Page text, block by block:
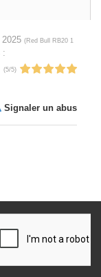
(Red Bull RB20 1
:
(5/5)
Signaler un abus